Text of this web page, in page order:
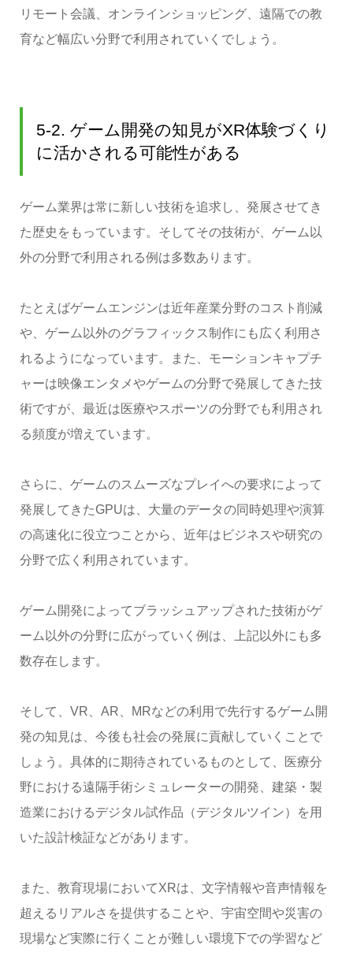
リモート会議、オンラインショッピング、遠隔での教
育など幅広い分野で利用されていくでしょう。
5-2. ゲーム開発の知見がXR体験づくり
に活かされる可能性がある
ゲーム業界は常に新しい技術を追求し、発展させてき
た歴史をもっています。そしてその技術が、ゲーム以
外の分野で利用される例は多数あります。
たとえばゲームエンジンは近年産業分野のコスト削減
や、ゲーム以外のグラフィックス制作にも広く利用さ
れるようになっています。また、モーションキャプチ
ャーは映像エンタメやゲームの分野で発展してきた技
術ですが、最近は医療やスポーツの分野でも利用され
る頻度が増えています。
さらに、ゲームのスムーズなプレイへの要求によって
発展してきたGPUは、大量のデータの同時処理や演算
の高速化に役立つことから、近年はビジネスや研究の
分野で広く利用されています。
ゲーム開発によってブラッシュアップされた技術がゲ
ーム以外の分野に広がっていく例は、上記以外にも多
数存在します。
そして、VR、AR、MRなどの利用で先行するゲーム開
発の知見は、今後も社会の発展に貢献していくことで
しょう。具体的に期待されているものとして、医療分
野における遠隔手術シミュレーターの開発、建築・製
造業におけるデジタル試作品（デジタルツイン）を用
いた設計検証などがあります。
また、教育現場においてXRは、文字情報や音声情報を
超えるリアルさを提供することや、宇宙空間や災害の
現場など実際に行くことが難しい環境下での学習など